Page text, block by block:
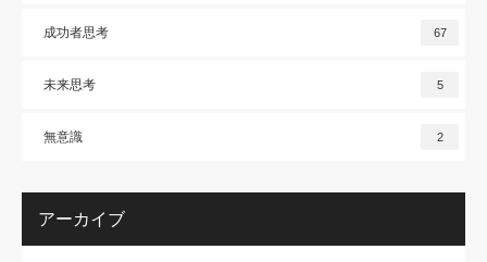
成功者思考 67
未来思考 5
無意識 2
アーカイブ